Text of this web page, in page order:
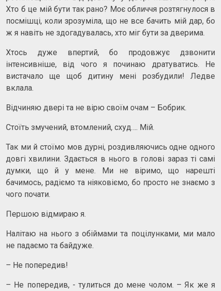
Хто б це мій бути так рано? Моє обличчя розтягнулося в
посмішці, коли зрозуміла, що не все бачить мій дар, бо
ж я навіть не здогадувалась, хто міг бути за дверима.
Хтось дуже впертий, бо продовжує дзвонити
інтенсивніше, від чого я починаю дратуватись. Не
вистачало ще щоб дитину мені розбудили! Ледве
вклала.
Відчиняю двері та не вірю своїм очам – Бобрик.
Стоїть змучений, втомлений, схуд…. Мій.
Так ми й стоїмо мов дурні, роздивляючись одне одного
довгі хвилини. Здається в нього в голові зараз ті самі
думки, що й у мене. Ми не віримо, що нарешті
бачимось, радіємо та ніяковіємо, бо просто не знаємо з
чого почати.
Першою відмираю я.
Налітаю на нього з обіймами та поцілунками, ми мало
не падаємо та байдуже.
– Не попередив!
– Не попередив, - тулиться до мене чолом. – Як же я